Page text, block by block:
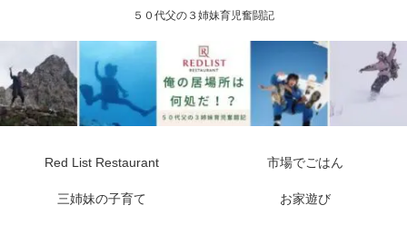
５０代父の３姉妹育児奮闘記
Red List Restaurant 市場でごはん
三姉妹の子育て お家遊び